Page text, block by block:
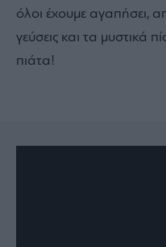
όλοι έχουμε αγαπήσει,
γεύσεις και τα μυστικά
πιάτα!